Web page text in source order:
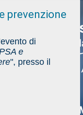
prevenzione
di
e
", presso il